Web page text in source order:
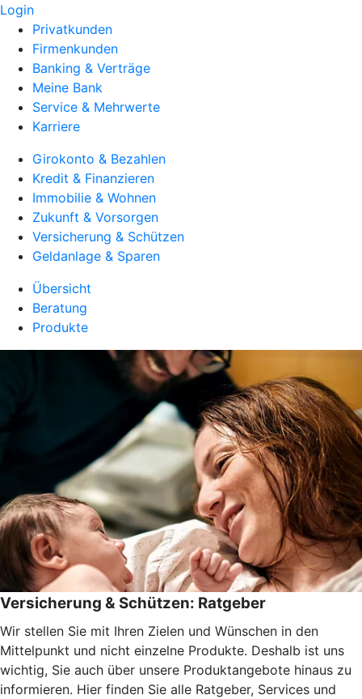
Login
Privatkunden
Firmenkunden
Banking & Verträge
Meine Bank
Service & Mehrwerte
Karriere
Girokonto & Bezahlen
Kredit & Finanzieren
Immobilie & Wohnen
Zukunft & Vorsorgen
Versicherung & Schützen
Geldanlage & Sparen
Übersicht
Beratung
Produkte
Versicherung & Schützen: Ratgeber
Wir stellen Sie mit Ihren Zielen und Wünschen in den
Mittelpunkt und nicht einzelne Produkte. Deshalb ist uns
wichtig, Sie auch über unsere Produktangebote hinaus zu
informieren. Hier finden Sie alle Ratgeber, Services und